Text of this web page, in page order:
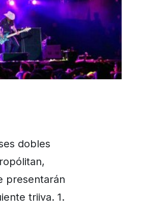
dobles
presentarán
triiva. 1.